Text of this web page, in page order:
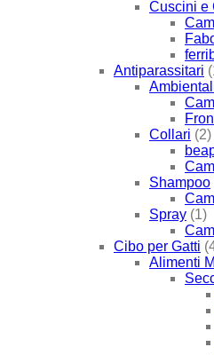
Cuscini e
Antiparassitari
Collari (2)
Shampoo
Spray (1)
Cibo per Gatti
Alimenti